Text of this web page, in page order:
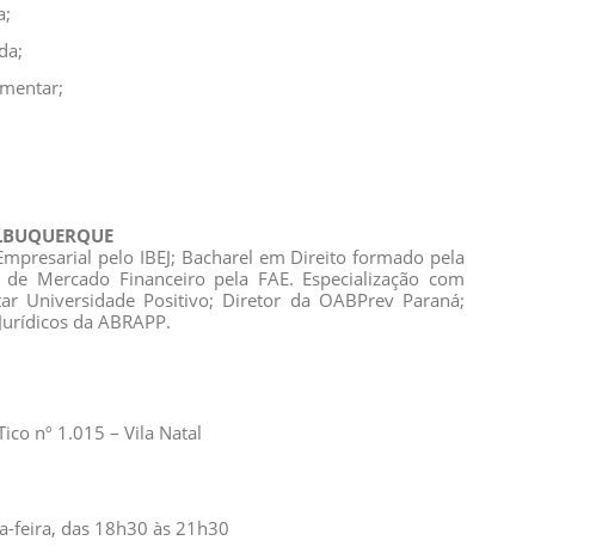
pelo IBEJ; Bacharel em Direito formado pela
Mercado Financeiro pela FAE. Especialização com
Universidade Positivo; Diretor da OABPrev Paraná;
da ABRAPP.
nº 1.015 – Vila Natal
feira, das 18h30 às 21h30